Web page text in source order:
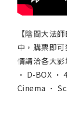
【陰間大法
中，購票即
情請洽各大
· D-BOX ·
Cinema ·